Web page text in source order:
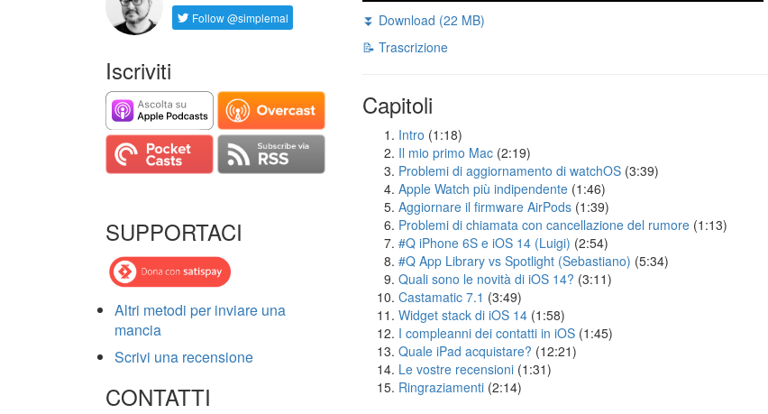
Follow @simplemal
Iscriviti
SUPPORTACI
Altri metodi per inviare una
mancia
Scrivi una recensione
CONTATTI
⏬ Download (22 MB)
📝 Trascrizione
Capitoli
Intro (1:18)
Il mio primo Mac (2:19)
Problemi di aggiornamento di watchOS (3:39)
Apple Watch più indipendente (1:46)
Aggiornare il firmware AirPods (1:39)
Problemi di chiamata con cancellazione del rumore (1:13)
#Q iPhone 6S e iOS 14 (Luigi) (2:54)
#Q App Library vs Spotlight (Sebastiano) (5:34)
Quali sono le novità di iOS 14? (3:11)
Castamatic 7.1 (3:49)
Widget stack di iOS 14 (1:58)
I compleanni dei contatti in iOS (1:45)
Quale iPad acquistare? (12:21)
Le vostre recensioni (1:31)
Ringraziamenti (2:14)